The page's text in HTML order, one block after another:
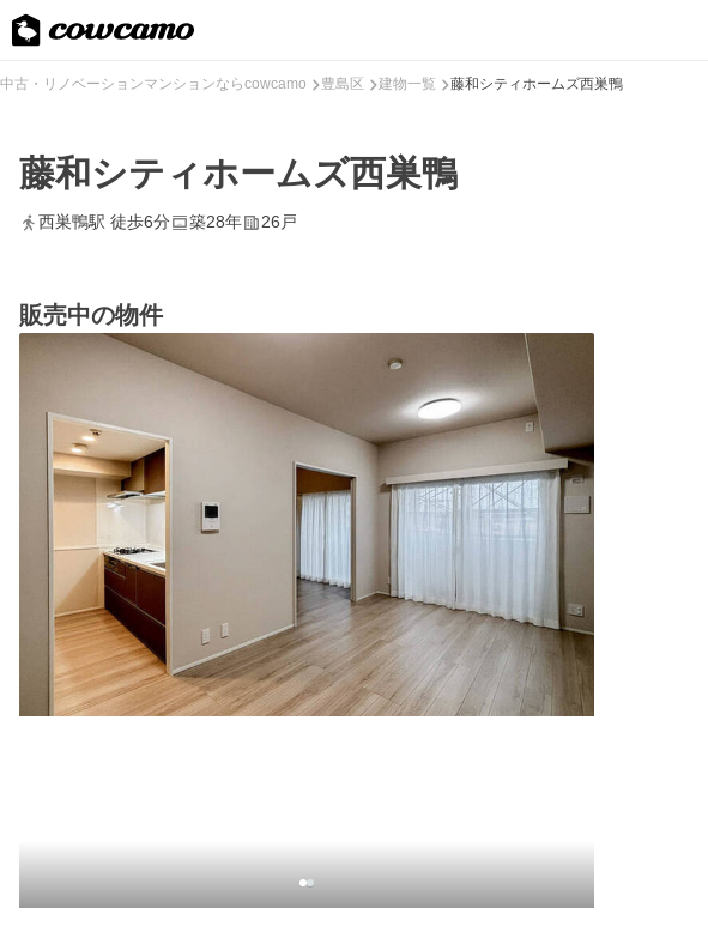
中古・リノベーションマンションならcowcamo 豊島区 建物一覧 藤和シティホームズ西巣鴨
藤和シティホームズ西巣鴨
西巣鴨駅 徒歩6分 築28年 26戸
販売中の物件